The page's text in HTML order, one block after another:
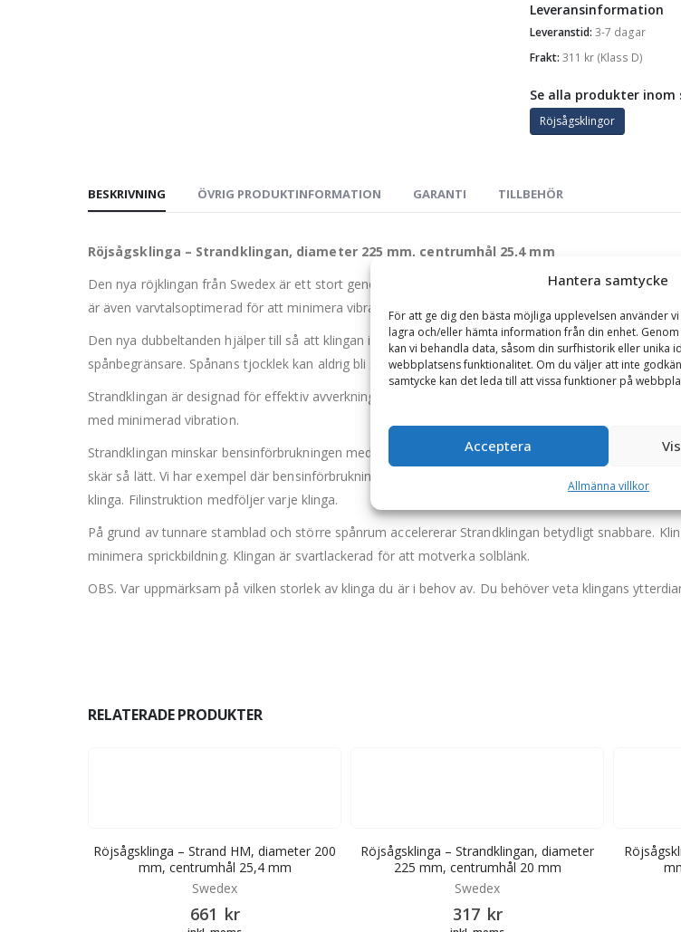
Hantera samtycke
För att ge dig den bästa möjliga upplevelsen använder
lagra och/eller hämta information från din enhet.
kan vi behandla data, såsom din surfhistorik eller unika
webbplatsens funktionalitet. Om du väljer att inte
samtycke kan det leda till att vissa funktioner på
Acceptera
Allmänna villkor
Leveransinformation
Leveranstid: 3-7 dagar
Frakt: 311 kr(Klass D)
Se alla produkter
Röjsågsklingor
BESKRIVNING ÖVRIG PRODUKTINFORMATION GARANTI TILLBEHÖR
Röjsågsklinga – Strandklingan, diameter 225 mm, centrumhål 25,4 mm
Den nya röjklingan från Swedex är ett stort generationsskifte inom röjsågning. Den unika
är även varvtalsoptimerad för att minimera vibrationerna vid höga varvtal och grova snitt. Utöver
Den nya dubbeltanden hjälper till så att klingan inte kilar fast. Den nyutvecklade designen på
spånbegränsare. Spånans tjocklek kan aldrig bli större än 1,8 mm.
Strandklingan är designad för effektiv avverkning. Strandklingan är varvtalsoptimerad för
med minimerad vibration.
Strandklingan minskar bensinförbrukningen med upp till 30% jämfört med en vanlig klinga.
skär så lätt. Vi har exempel där bensinförbrukningen halverats. På grund av den stora spånvinkeln
klinga. Filinstruktion medföljer varje klinga.
På grund av tunnare stamblad och större spånrum accelererar Strandklingan betydligt snabbare.
minimera sprickbildning. Klingan är svartlackerad för att motverka solblänk.
OBS. Var uppmärksam på vilken storlek av klinga du är i behov av. Du behöver veta klingans
RELATERADE PRODUKTER
Röjsågsklinga – Strand HM, diameter 200
mm, centrumhål 25,4 mm
Swedex
661 kr
Röjsågsklinga – Strandklingan, diameter
225 mm, centrumhål 20 mm
Swedex
317 kr